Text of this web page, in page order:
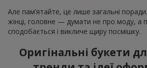
Але пам’ятайте, це лише загальні
жінці, головне — думати не про моду, а
сподобається і викличе щиру посмішку.
Оригінальні букети